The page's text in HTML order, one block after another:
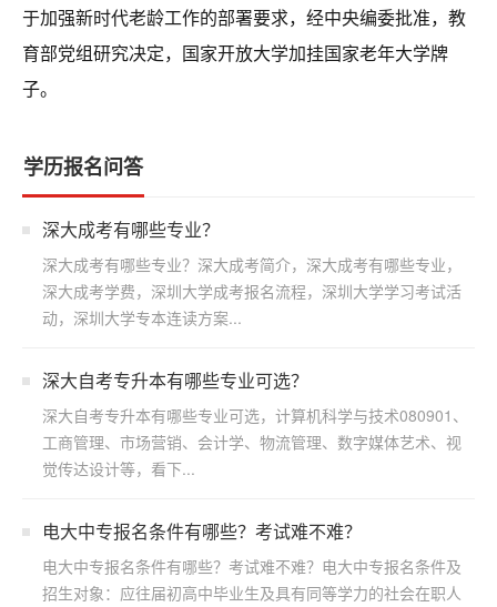
于加强新时代老龄工作的部署要求，经中央编委批准，教
育部党组研究决定，国家开放大学加挂国家老年大学牌
子。
学历报名问答
深大成考有哪些专业？
深大成考有哪些专业？深大成考简介，深大成考有哪些专业，
深大成考学费，深圳大学成考报名流程，深圳大学学习考试活
动，深圳大学专本连读方案...
深大自考专升本有哪些专业可选？
深大自考专升本有哪些专业可选，计算机科学与技术080901、
工商管理、市场营销、会计学、物流管理、数字媒体艺术、视
觉传达设计等，看下...
电大中专报名条件有哪些？考试难不难？
电大中专报名条件有哪些？考试难不难？电大中专报名条件及
招生对象：应往届初高中毕业生及具有同等学力的社会在职人